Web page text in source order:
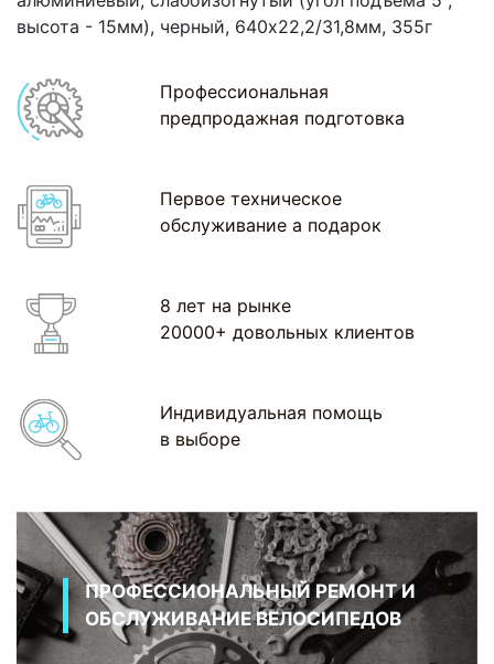
высота - 15мм), черный, 640х22,2/31,8мм, 355г
Профессиональная
предпродажная подготовка
Первое техническое
обслуживание а подарок
8 лет на рынке
20000+ довольных клиентов
Индивидуальная помощь
в выборе
ПРОФЕССИОНАЛЬНЫЙ РЕМОНТ И
ОБСЛУЖИВАНИЕ ВЕЛОСИПЕДОВ